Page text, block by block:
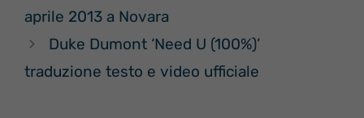
aprile 2013 a Novara
Duke Dumont ‘Need U (100%)’
traduzione testo e video ufficiale